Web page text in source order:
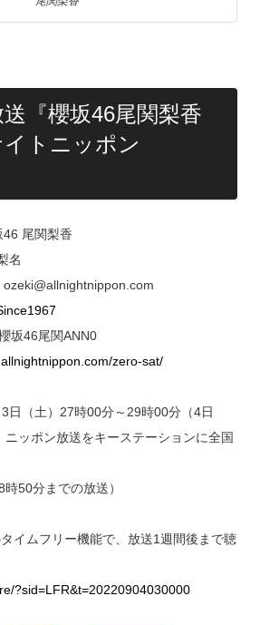
『櫻坂46尾関梨香
トニッポン
尾関梨香
名
坂46尾関ANN0
zero-sat/
日（土）27時00分～29時00分（4日
ニッポン放送をキーステーションに全国
時50分までの放送）
イムフリー機能で、放送1週間後まで聴
?sid=LFR&t=20220904030000